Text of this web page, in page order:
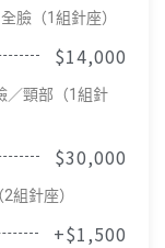
臉（1組針座）
$14,000
／頸部（1組針
$30,000
組針座）
+$1,500